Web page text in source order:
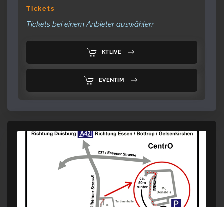
Tickets
Tickets bei einem Anbieter auswählen:
KTLIVE
EVENTIM